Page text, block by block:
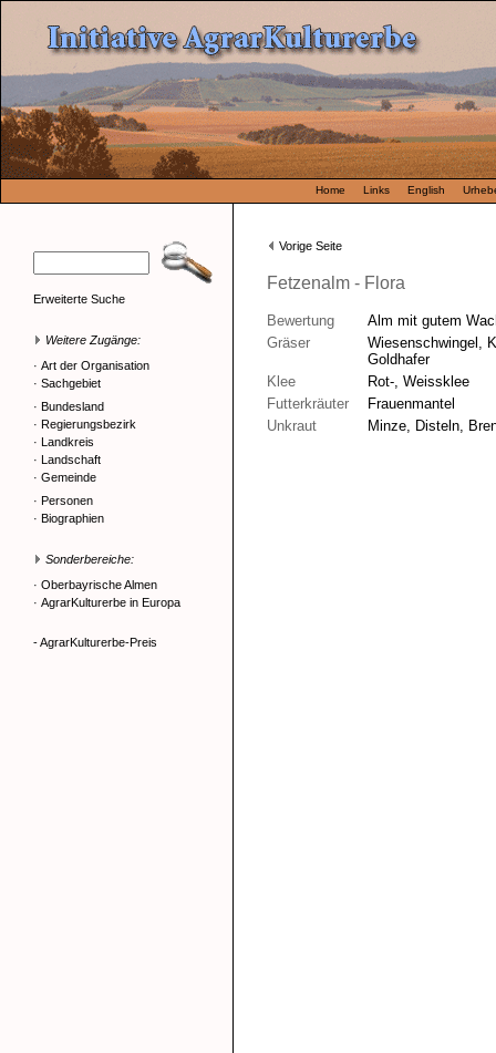
Home Links English
Erweiterte Suche
Weitere Zugänge:
· Art der Organisation
· Sachgebiet
· Bundesland
· Regierungsbezirk
· Landkreis
· Landschaft
· Gemeinde
· Personen
· Biographien
Sonderbereiche:
· Oberbayrische Almen
· AgrarKulturerbe in Europa
- AgrarKulturerbe-Preis
Vorige Seite
Fetzenalm - Flora
Bewertung
Alm mit gutem
Gräser
Wiesenschwingel,
Goldhafer
Klee
Rot-, Weissklee
Futterkräuter
Frauenmantel
Unkraut
Minze, Disteln,